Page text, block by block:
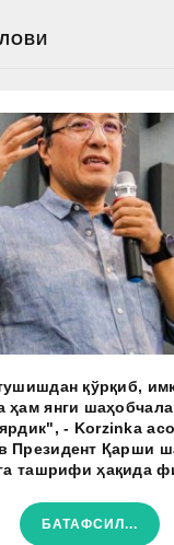
қўрқиб,
ҳам янги
- Korzinka
Президент Қарши
ташрифи ҳақида
БАТАФСИЛ...